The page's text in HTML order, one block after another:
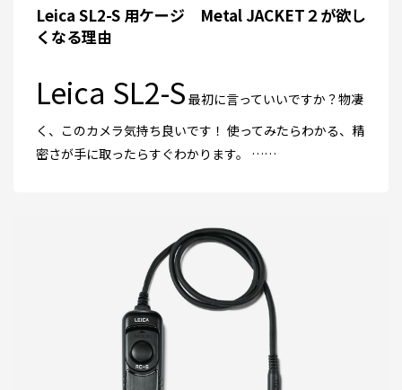
Leica SL2-S 用ケージ Metal JACKET２が欲し
くなる理由
Leica SL2-S 最初に言っていいですか？物凄
く、このカメラ気持ち良いです！ 使ってみたらわかる、精
密さが手に取ったらすぐわかります。 ……